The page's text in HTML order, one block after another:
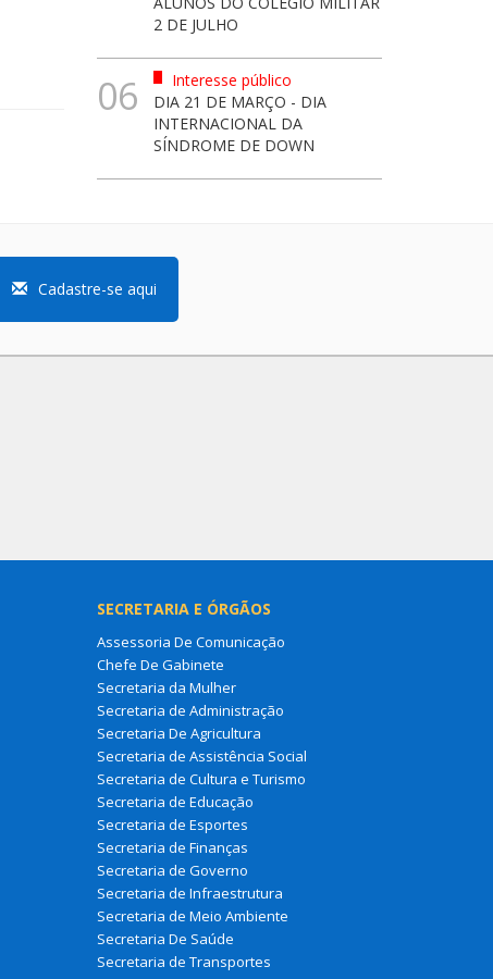
2 DE JULHO
06
Interesse público
DIA 21 DE MARÇO - DIA
INTERNACIONAL DA
SÍNDROME DE DOWN
Cadastre-se aqui
SECRETARIA E ÓRGÃOS
Assessoria De Comunicação
Chefe De Gabinete
Secretaria da Mulher
Secretaria de Administração
Secretaria De Agricultura
Secretaria de Assistência Social
Secretaria de Cultura e Turismo
Secretaria de Educação
Secretaria de Esportes
Secretaria de Finanças
Secretaria de Governo
Secretaria de Infraestrutura
Secretaria de Meio Ambiente
Secretaria De Saúde
Secretaria de Transportes